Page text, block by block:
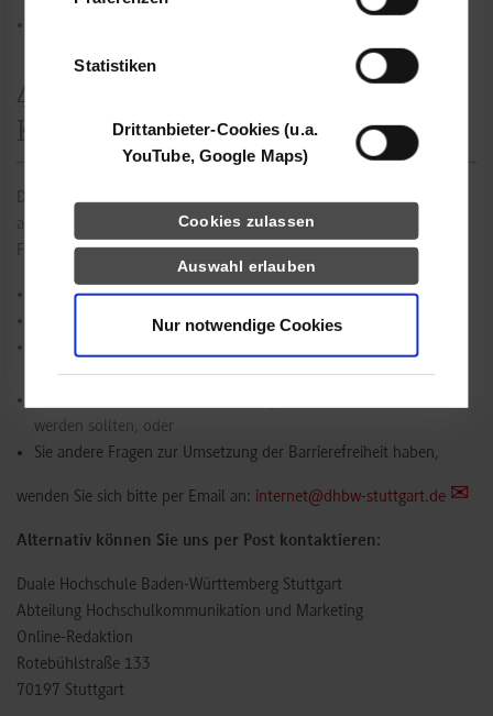
haben oder die sie im Rahmen Ihrer Nutzung
Statistiken
Drittanbieter-Cookies (u.a.
YouTube, Google Maps)
Cookies zulassen
Auswahl erlauben
Nur notwendige Cookies
4. Rückmeldung und
Kontaktangabe
Die DHBW Stuttgart arbeitet daran, die bestehenden Barrieren
abzuschaffen.
Falls
Sie bei der Verwendung der Webseite auf Barrieren stoßen,
Inhalte schwer zugänglich sind,
verletzen oder nicht konform mit WCAG sind, oder
werden sollten, oder
Sie andere Fragen zur Umsetzung der Barrierefreiheit haben,
wenden Sie sich bitte per Email an: internet@dhbw-stuttgart.de
Alternativ können Sie uns per Post kontaktieren:
Duale Hochschule Baden-Württemberg Stuttgart
Abteilung Hochschulkommunikation und Marketing
Online-Redaktion
Rotebühlstraße 133
70197 Stuttgart